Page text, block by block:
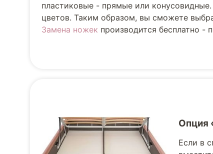
пластиковые - прямые или
цветов. Таким образом, вы сможете
Замена ножек производится бесплатно -
Опция
Если в